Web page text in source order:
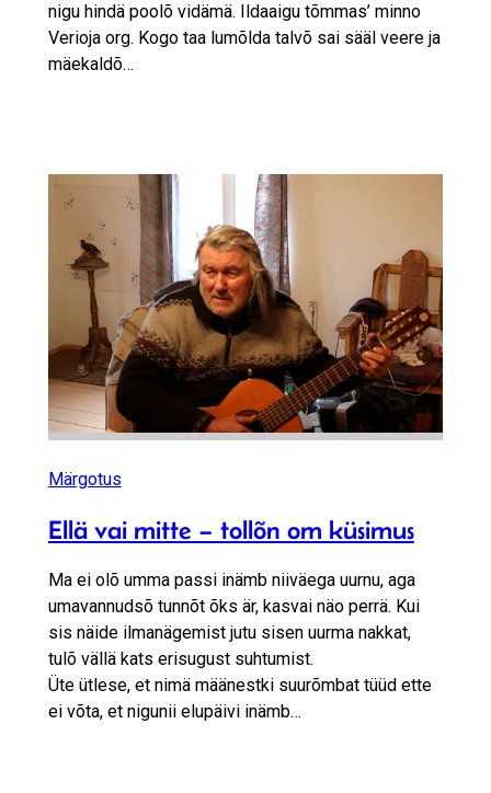
nigu hindä poolõ vidämä. Ildaaigu tõmmas’ minno
Verioja org. Kogo taa lumõlda talvõ sai sääl veere ja
mäekaldõ…
Märgotus
Ellä vai mitte – tollõn om küsimus
Ma ei olõ umma passi inämb niiväega uurnu, aga
umavannudsõ tunnõt õks är, kasvai näo perrä. Kui
sis näide ilmanägemist jutu sisen uurma nakkat,
tulõ vällä kats erisugust suhtumist.
Üte ütlese, et nimä määnestki suurõmbat tüüd ette
ei võta, et nigunii elupäivi inämb…